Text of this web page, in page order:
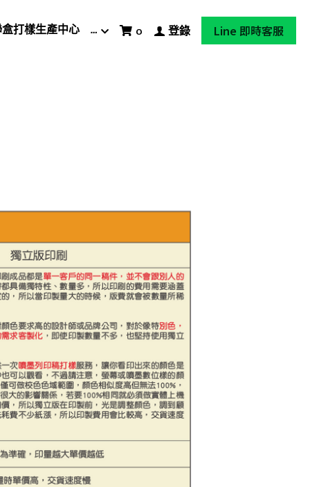
打樣生產中心 … 0 登錄 Line 即時客服